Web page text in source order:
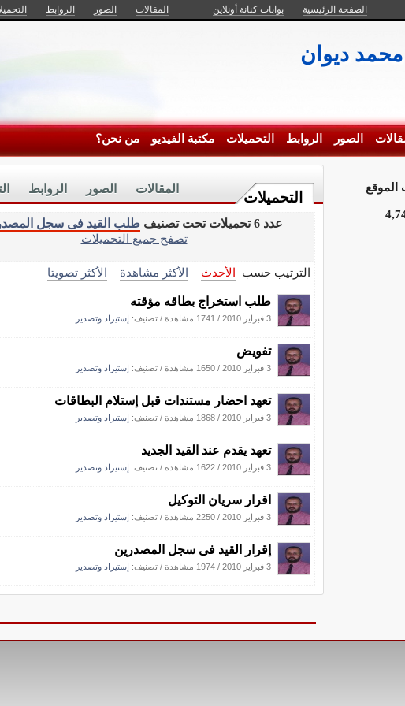
الصفحة الرئيسية بوابات كنانة أونلاين المقالات الصور الروابط
محمد ديوان
الصور الروابط التحميلات مكتبة الفيديو من نحن؟
التحميلات
الروابط الصور المقالات
عدد 6 تحميلات تحت تصنيف
طلب القيد فى سجل
تصفح جميع التحميلات
الترتيب حسب الأحدث الأكثر مشاهدة الأكثر تصويتا
طلب استخراج بطاقه مؤقته
3 فبراير 2010 / 1741 مشاهدة / تصنيف: إستيراد وتصدير
تفويض
3 فبراير 2010 / 1650 مشاهدة / تصنيف: إستيراد وتصدير
تعهد احضار مستندات قبل إستلام البطاقات
3 فبراير 2010 / 1868 مشاهدة / تصنيف: إستيراد وتصدير
تعهد يقدم عند القيد الجديد
3 فبراير 2010 / 1622 مشاهدة / تصنيف: إستيراد وتصدير
اقرار سريان التوكيل
3 فبراير 2010 / 2250 مشاهدة / تصنيف: إستيراد وتصدير
إقرار القيد فى سجل المصدرين
3 فبراير 2010 / 1974 مشاهدة / تصنيف: إستيراد وتصدير
الموقع